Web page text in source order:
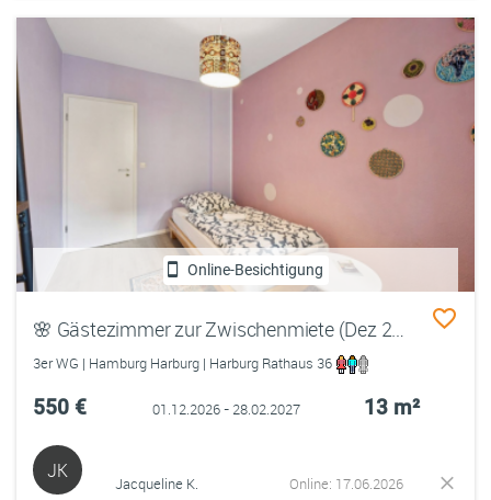
Online-Besichtigung
🌸 Gästezimmer zur Zwischenmiete (Dez 26 - Feb 27)
3er WG | Hamburg Harburg | Harburg Rathaus 36
550 € 01.12.2026 - 28.02.2027 13 m²
JK
Jacqueline K. Online: 17.06.2026